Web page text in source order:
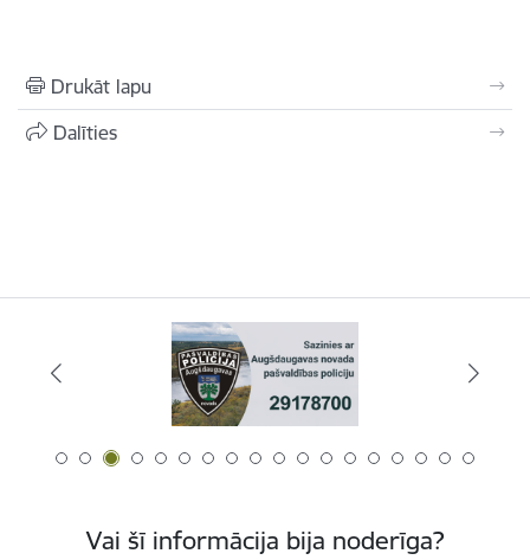
Drukāt lapu
Dalīties
Vai šī informācija bija noderīga?